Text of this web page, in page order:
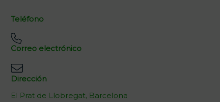
Teléfono
Correo electrónico
Dirección
El Prat de Llobregat, Barcelona